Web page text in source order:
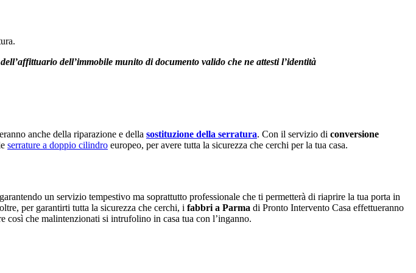
dell’immobile munito di documento valido che ne attesti l’identità
anche della riparazione e della sostituzione della serratura. Con il servizio di conversione
serrature a doppio cilindro europeo, per avere tutta la sicurezza che cerchi per la tua casa.
un servizio tempestivo ma soprattutto professionale che ti permetterà di riaprire la tua porta in
per garantirti tutta la sicurezza che cerchi, i fabbri a Parma di Pronto Intervento Casa effettueranno
così che malintenzionati si intrufolino in casa tua con l’inganno.